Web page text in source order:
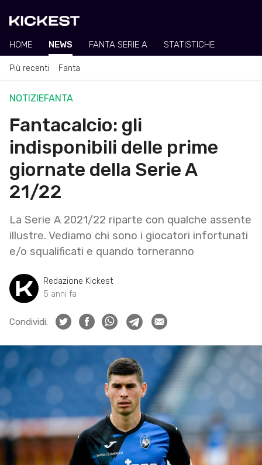
HOME NEWS FANTA SERIE A STATISTICHE
Più recenti Fanta
NOTIZIEFANTA
Fantacalcio: gli
indisponibili delle prime
giornate della Serie A
21/22
La Serie A 2021/22 riparte con qualche assente
illustre. Vediamo chi sono i giocatori infortunati
e/o squalificati e quando torneranno
Redazione Kickest
5 anni fa
Condividi: